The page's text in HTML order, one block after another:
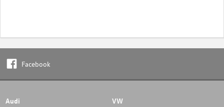
Facebook
Audi VW